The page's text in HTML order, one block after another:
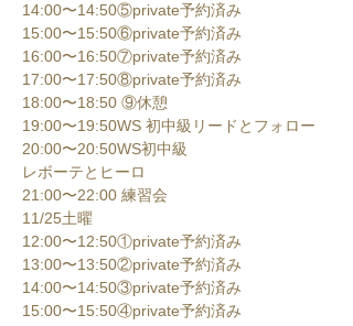
14:00〜14:50⑤private予約済み
15:00〜15:50⑥private予約済み
16:00〜16:50⑦private予約済み
17:00〜17:50⑧private予約済み
18:00〜18:50 ⑨休憩
19:00〜19:50WS 初中級リードとフォロー
20:00〜20:50WS初中級
レボーテとヒーロ
21:00〜22:00 練習会
11/25土曜
12:00〜12:50①private予約済み
13:00〜13:50②private予約済み
14:00〜14:50③private予約済み
15:00〜15:50④private予約済み